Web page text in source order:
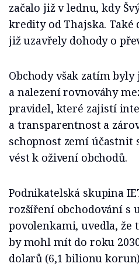
začalo již v lednu, kdy
kredity od Thajska. Také
již uzavřely dohody o
Obchody však zatím byly
a nalezení rovnováhy
pravidel, které zajistí
a transparentnost a
schopnost zemí účastnit
vést k oživení obchodů.
Podnikatelská skupina
rozšíření obchodování s
povolenkami, uvedla, že
by mohl mít do roku
dolarů (6,1 bilionu